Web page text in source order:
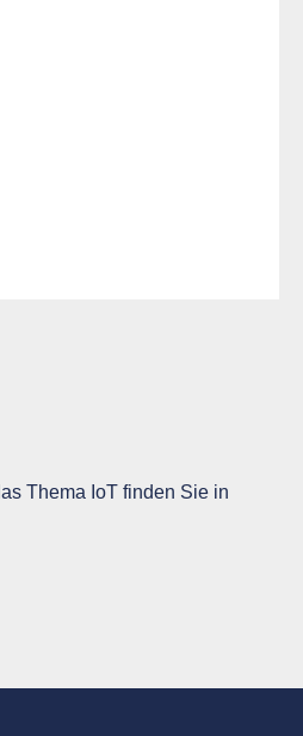
Thema IoT finden Sie in